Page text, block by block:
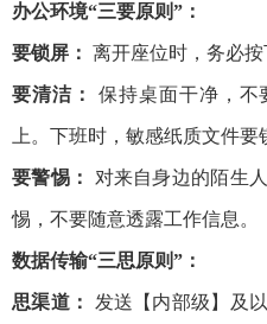
办公环境“三要原则”：
要锁屏： 离开座位时，务必按
要清洁： 保持桌面干净，不
上。下班时，敏感纸质文件要
要警惕： 对来自身边的陌生
惕，不要随意透露工作信息。
数据传输“三思原则”：
思渠道： 发送【内部级】及